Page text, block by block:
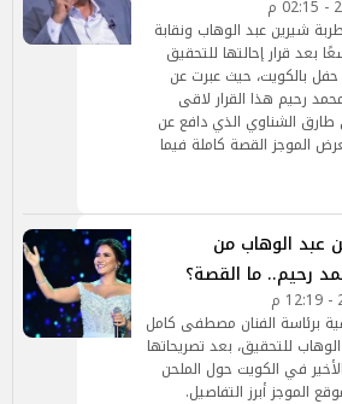
شيرين عبد الوهاب ونقابة
بعد قرار إحالتها للتحقيق
بالكويت، حيث عبرت عن
رحيم هذا القرار لاقى
طارق الشناوي الذي دافع عن
الموجز القصة كاملة فيما
عبد الوهاب من
رحيم.. ما القصة؟
برئاسة الفنان مصطفى كامل
للتحقيق، بعد تصريحاتها
في الكويت حول الملحن
الموجز أبرز التفاصيل.